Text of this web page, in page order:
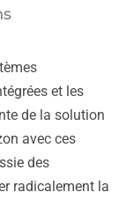
et les
de la solution
avec ces
des
radicalement la